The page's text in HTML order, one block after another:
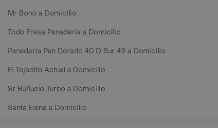
Mr Bono a Domicilio
Todo Fresa Panaderia a Domicilio
Panaderia Pan Dorado 40 D Sur 49 a Domicilio
El Tejadito Actual a Domicilio
Sr Buñuelo Turbo a Domicilio
Santa Elena a Domicilio